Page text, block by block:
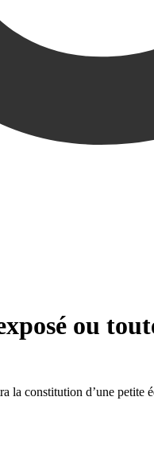
ou
la constitution d’une petite